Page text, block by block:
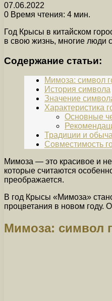
07.06.2022
0 Время чтения: 4 мин.
Год Крысы в китайском
в свою жизнь, многие люди
Содержание статьи:
Мимоза: символ
История символа
Значение
Характеристика
Основные
Традиции и
Совместимость
Мимоза — это красивое и
которые считаются
преображается.
В год Крысы «Мимоза»
процветания в новом году.
Мимоза: символ